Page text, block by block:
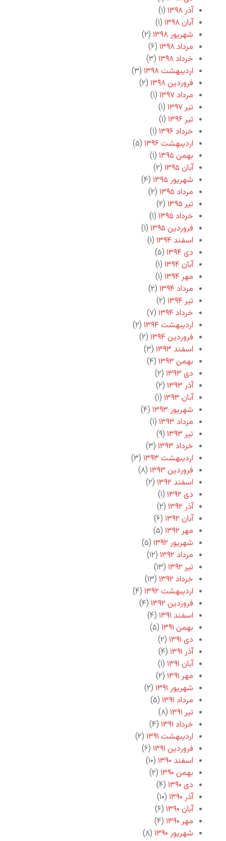
آذر ۱۳۹۸
(۱)
آبان ۱۳۹۸
(۱)
شهریور ۱۳۹۸
(۲)
مرداد ۱۳۹۸
(۶)
خرداد ۱۳۹۸
(۳)
اردیبهشت ۱۳۹۸
(۳)
فروردین ۱۳۹۸
(۲)
مرداد ۱۳۹۷
(۱)
تیر ۱۳۹۷
(۱)
تیر ۱۳۹۶
(۱)
خرداد ۱۳۹۶
(۱)
اردیبهشت ۱۳۹۶
(۵)
بهمن ۱۳۹۵
(۱)
آبان ۱۳۹۵
(۲)
شهریور ۱۳۹۵
(۴)
مرداد ۱۳۹۵
(۲)
تیر ۱۳۹۵
(۲)
خرداد ۱۳۹۵
(۱)
فروردین ۱۳۹۵
(۱)
اسفند ۱۳۹۴
(۱)
دی ۱۳۹۴
(۵)
آبان ۱۳۹۴
(۱)
مهر ۱۳۹۴
(۱)
مرداد ۱۳۹۴
(۲)
تیر ۱۳۹۴
(۲)
خرداد ۱۳۹۴
(۷)
اردیبهشت ۱۳۹۴
(۲)
فروردین ۱۳۹۴
(۲)
اسفند ۱۳۹۳
(۳)
بهمن ۱۳۹۳
(۴)
دی ۱۳۹۳
(۲)
آذر ۱۳۹۳
(۲)
آبان ۱۳۹۳
(۱)
شهریور ۱۳۹۳
(۴)
مرداد ۱۳۹۳
(۱)
تیر ۱۳۹۳
(۹)
خرداد ۱۳۹۳
(۳)
اردیبهشت ۱۳۹۳
(۳)
فروردین ۱۳۹۳
(۸)
اسفند ۱۳۹۲
(۲)
دی ۱۳۹۲
(۱)
آذر ۱۳۹۲
(۲)
آبان ۱۳۹۲
(۶)
مهر ۱۳۹۲
(۵)
شهریور ۱۳۹۲
(۵)
مرداد ۱۳۹۲
(۱۲)
تیر ۱۳۹۲
(۱۳)
خرداد ۱۳۹۲
(۱۳)
اردیبهشت ۱۳۹۲
(۴)
فروردین ۱۳۹۲
(۴)
اسفند ۱۳۹۱
(۴)
بهمن ۱۳۹۱
(۵)
دی ۱۳۹۱
(۲)
آذر ۱۳۹۱
(۴)
آبان ۱۳۹۱
(۱)
مهر ۱۳۹۱
(۲)
شهریور ۱۳۹۱
(۲)
مرداد ۱۳۹۱
(۵)
تیر ۱۳۹۱
(۸)
خرداد ۱۳۹۱
(۴)
اردیبهشت ۱۳۹۱
(۲)
فروردین ۱۳۹۱
(۶)
اسفند ۱۳۹۰
(۱۰)
بهمن ۱۳۹۰
(۲)
دی ۱۳۹۰
(۴)
آذر ۱۳۹۰
(۱۰)
آبان ۱۳۹۰
(۶)
مهر ۱۳۹۰
(۴)
شهریور ۱۳۹۰
(۸)